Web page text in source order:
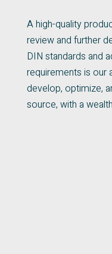
A high-quality
review and further
DIN standards and
requirements is our
develop, optimize,
source, with a